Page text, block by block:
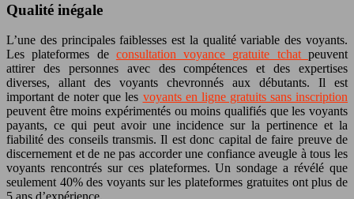
Qualité inégale
L’une des principales faiblesses est la qualité variable des voyants.
Les plateformes de consultation voyance gratuite tchatpeuvent
attirer des personnes avec des compétences et des expertises
diverses, allant des voyants chevronnés aux débutants. Il est
important de noter que les voyants en ligne gratuits sans inscription
peuvent être moins expérimentés ou moins qualifiés que les voyants
payants, ce qui peut avoir une incidence sur la pertinence et la
fiabilité des conseils transmis. Il est donc capital de faire preuve de
discernement et de ne pas accorder une confiance aveugle à tous les
voyants rencontrés sur ces plateformes. Un sondage a révélé que
seulement 40% des voyants sur les plateformes gratuites ont plus de